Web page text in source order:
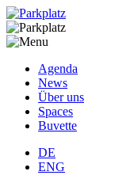
Agenda
News
Über uns
Spaces
Buvette
DE
ENG